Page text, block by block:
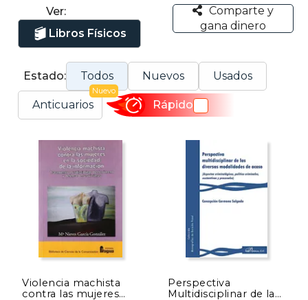
Ver:
Libros Físicos
Comparte y
gana dinero
Estado: Todos Nuevos Usados
Anticuarios
Nuevo
Rápido
Violencia machista
contra las mujeres
Perspectiva
Multidisciplinar de las